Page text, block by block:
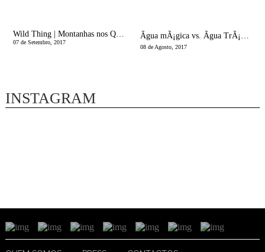
Wild Thing | Montanhas nos Quartos dos MiÃºdos
07 de Setembro, 2017
Ãgua mÃ¡gica vs. Ãgua TrÃ¡gica | A Enfermeira Responde
08 de Agosto, 2017
INSTAGRAM